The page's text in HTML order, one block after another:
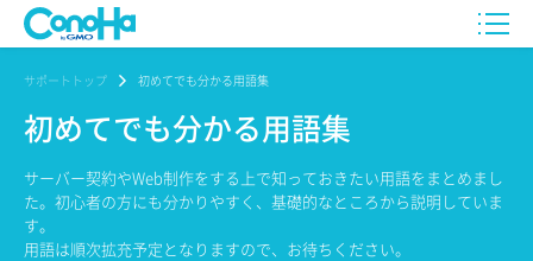
サポートトップ 初めてでも分かる用語集
初めてでも分かる用語集
サーバー契約やWeb制作をする上で知っておきたい用語をまとめまし
た。初心者の方にも分かりやすく、基礎的なところから説明していま
す。
用語は順次拡充予定となりますので、お待ちください。